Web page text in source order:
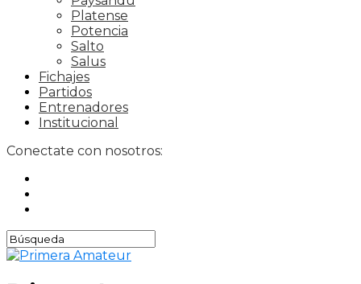
Platense
Potencia
Salto
Salus
Fichajes
Partidos
Entrenadores
Institucional
Conectate con nosotros: